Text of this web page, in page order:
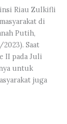
Riau Zulkifli
di
Putih,
Saat
II pada Juli
untuk
juga